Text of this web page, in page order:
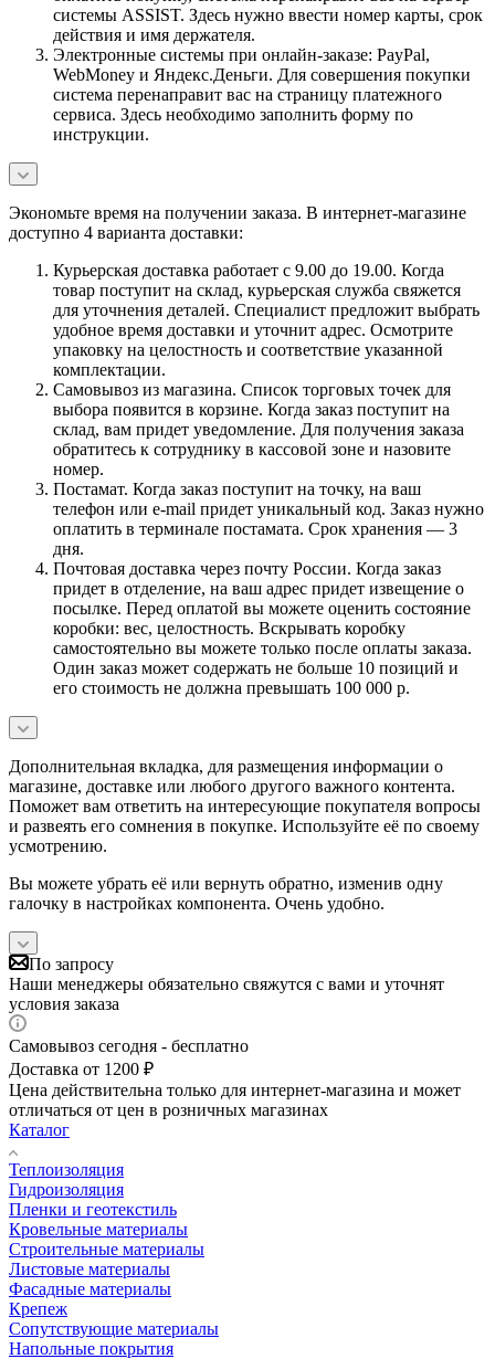
системы ASSIST. Здесь нужно ввести номер карты, срок
действия и имя держателя.
Электронные системы при онлайн-заказе: PayPal,
WebMoney и Яндекс.Деньги. Для совершения покупки
система перенаправит вас на страницу платежного
сервиса. Здесь необходимо заполнить форму по
инструкции.
Экономьте время на получении заказа. В интернет-магазине
доступно 4 варианта доставки:
Курьерская доставка работает с 9.00 до 19.00. Когда
товар поступит на склад, курьерская служба свяжется
для уточнения деталей. Специалист предложит выбрать
удобное время доставки и уточнит адрес. Осмотрите
упаковку на целостность и соответствие указанной
комплектации.
Самовывоз из магазина. Список торговых точек для
выбора появится в корзине. Когда заказ поступит на
склад, вам придет уведомление. Для получения заказа
обратитесь к сотруднику в кассовой зоне и назовите
номер.
Постамат. Когда заказ поступит на точку, на ваш
телефон или e-mail придет уникальный код. Заказ нужно
оплатить в терминале постамата. Срок хранения — 3
дня.
Почтовая доставка через почту России. Когда заказ
придет в отделение, на ваш адрес придет извещение о
посылке. Перед оплатой вы можете оценить состояние
коробки: вес, целостность. Вскрывать коробку
самостоятельно вы можете только после оплаты заказа.
Один заказ может содержать не больше 10 позиций и
его стоимость не должна превышать 100 000 р.
Дополнительная вкладка, для размещения информации о
магазине, доставке или любого другого важного контента.
Поможет вам ответить на интересующие покупателя вопросы
и развеять его сомнения в покупке. Используйте её по своему
усмотрению.
Вы можете убрать её или вернуть обратно, изменив одну
галочку в настройках компонента. Очень удобно.
По запросу
Наши менеджеры обязательно свяжутся с вами и уточнят
условия заказа
Самовывоз сегодня - бесплатно
Доставка от 1200 ₽
Цена действительна только для интернет-магазина и может
отличаться от цен в розничных магазинах
Каталог
Теплоизоляция
Гидроизоляция
Пленки и геотекстиль
Кровельные материалы
Строительные материалы
Листовые материалы
Фасадные материалы
Крепеж
Сопутствующие материалы
Напольные покрытия